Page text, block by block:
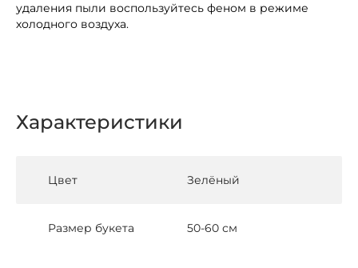
удаления пыли воспользуйтесь феном в режиме
холодного воздуха.
Характеристики
Цвет Зелёный
Размер букета 50-60 см